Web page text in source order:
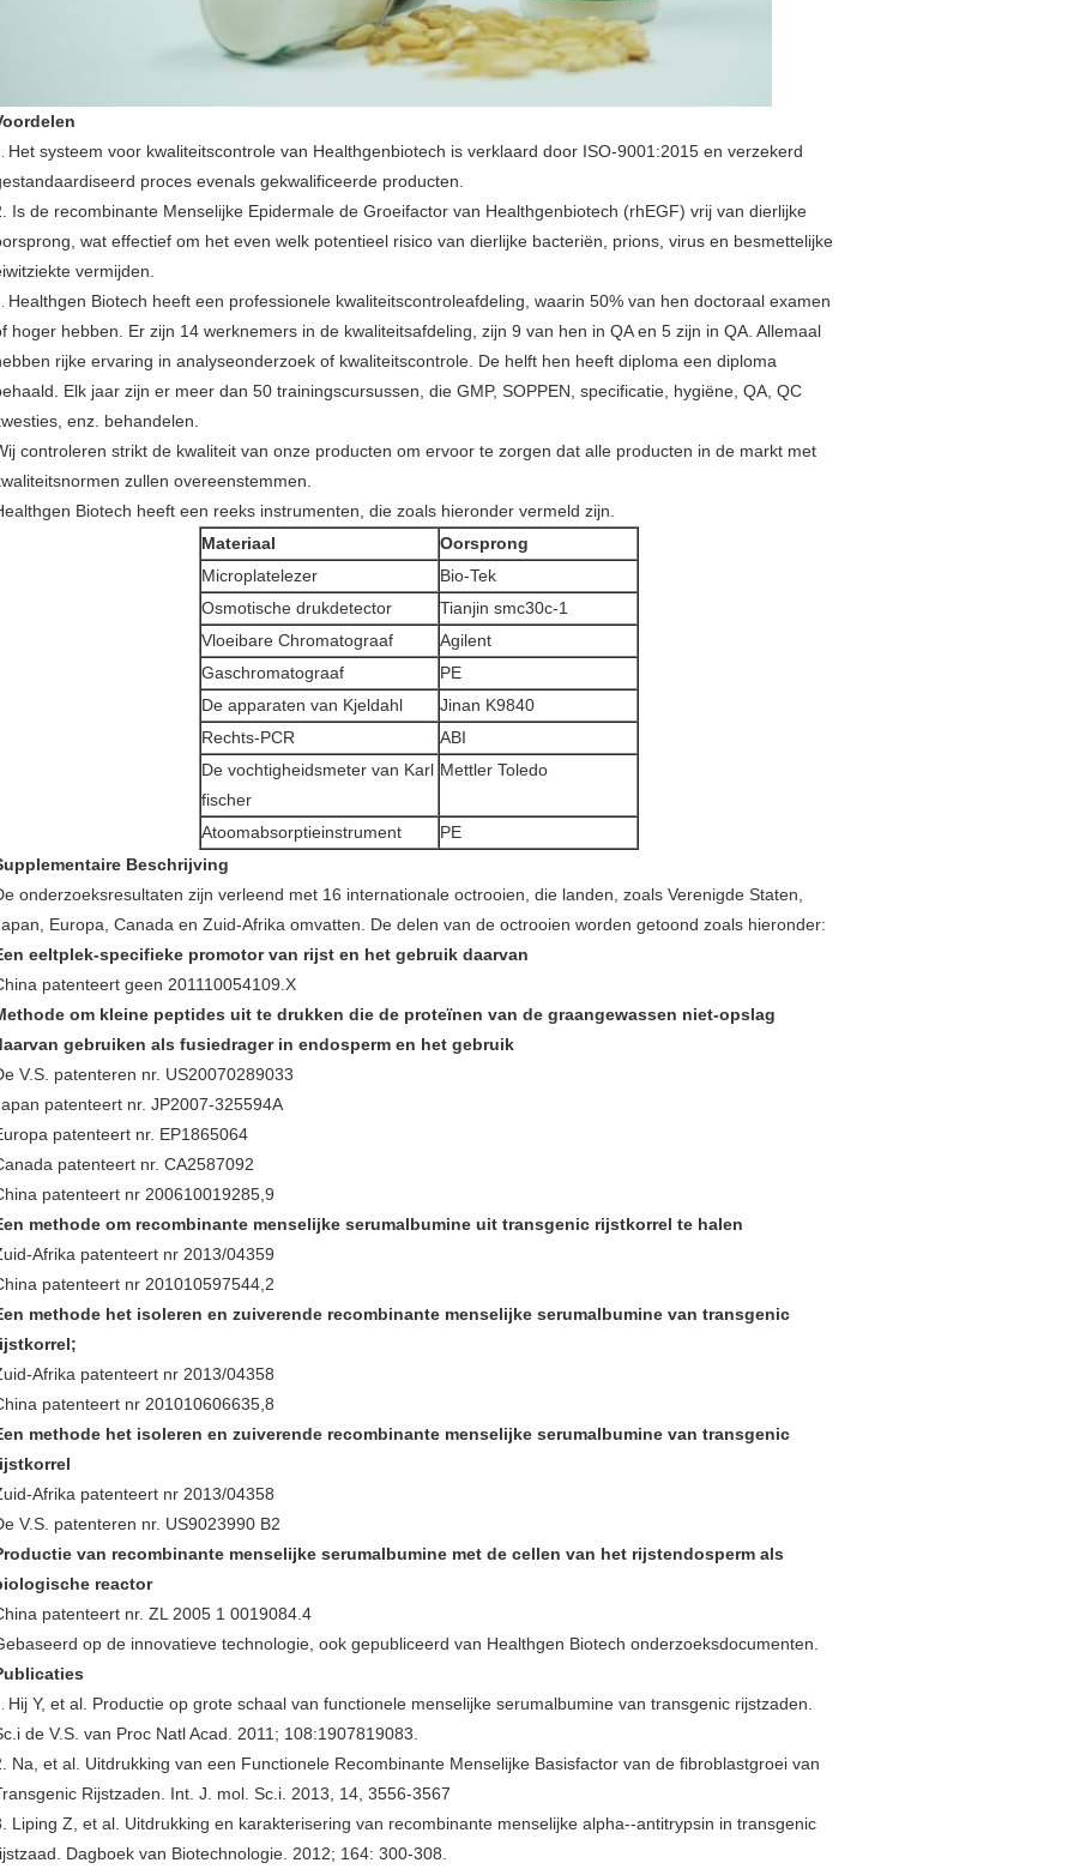
Het systeem voor kwaliteitscontrole van Healthgenbiotech is verklaard door ISO-9001:2015 en verzekerd
proces evenals gekwalificeerde producten.
Is de recombinante Menselijke Epidermale de Groeifactor van Healthgenbiotech (rhEGF) vrij van dierlijke
wat effectief om het even welk potentieel risico van dierlijke bacteriën, prions, virus en besmettelijke
vermijden.
Healthgen Biotech heeft een professionele kwaliteitscontroleafdeling, waarin 50% van hen doctoraal examen
hoger hebben. Er zijn 14 werknemers in de kwaliteitsafdeling, zijn 9 van hen in QA en 5 zijn in QA. Allemaal
rijke ervaring in analyseonderzoek of kwaliteitscontrole. De helft hen heeft diploma een diploma
Elk jaar zijn er meer dan 50 trainingscursussen, die GMP, SOPPEN, specificatie, hygiëne, QA, QC
enz. behandelen.
controleren strikt de kwaliteit van onze producten om ervoor te zorgen dat alle producten in de markt met
zullen overeenstemmen.
Biotech heeft een reeks instrumenten, die zoals hieronder vermeld zijn.
Materiaal
Oorsprong
Microplatelezer
Bio-Tek
Osmotische drukdetector
Tianjin smc30c-1
Vloeibare Chromatograaf
Agilent
Gaschromatograaf
PE
De apparaten van Kjeldahl
Jinan K9840
Rechts-PCR
ABI
De vochtigheidsmeter van Karl
fischer
Mettler Toledo
Atoomabsorptieinstrument
PE
Beschrijving
onderzoeksresultaten zijn verleend met 16 internationale octrooien, die landen, zoals Verenigde Staten,
Europa, Canada en Zuid-Afrika omvatten. De delen van de octrooien worden getoond zoals hieronder:
eeltplek-specifieke promotor van rijst en het gebruik daarvan
patenteert geen 201110054109.X
om kleine peptides uit te drukken die de proteïnen van de graangewassen niet-opslag
gebruiken als fusiedrager in endosperm en het gebruik
V.S. patenteren nr. US20070289033
patenteert nr. JP2007-325594A
patenteert nr. EP1865064
patenteert nr. CA2587092
patenteert nr 200610019285,9
methode om recombinante menselijke serumalbumine uit transgenic rijstkorrel te halen
Afrika patenteert nr 2013/04359
patenteert nr 201010597544,2
methode het isoleren en zuiverende recombinante menselijke serumalbumine van transgenic
Afrika patenteert nr 2013/04358
patenteert nr 201010606635,8
methode het isoleren en zuiverende recombinante menselijke serumalbumine van transgenic
Afrika patenteert nr 2013/04358
V.S. patenteren nr. US9023990 B2
van recombinante menselijke serumalbumine met de cellen van het rijstendosperm als
reactor
patenteert nr. ZL 2005 1 0019084.4
op de innovatieve technologie, ook gepubliceerd van Healthgen Biotech onderzoeksdocumenten.
Hij Y, et al. Productie op grote schaal van functionele menselijke serumalbumine van transgenic rijstzaden.
de V.S. van Proc Natl Acad. 2011; 108:1907819083.
Na, et al. Uitdrukking van een Functionele Recombinante Menselijke Basisfactor van de fibroblastgroei van
Rijstzaden. Int. J. mol. Sc.i. 2013, 14, 3556-3567
Liping Z, et al. Uitdrukking en karakterisering van recombinante menselijke alpha--antitrypsin in transgenic
Dagboek van Biotechnologie. 2012; 164: 300-308.